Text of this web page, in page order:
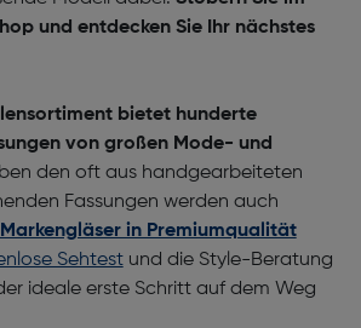
und entdecken Sie Ihr nächstes
bietet hunderte
von großen Mode- und
den oft aus handgearbeiteten
Fassungen werden auch
in Premiumqualität
Sehtestund die Style-Beratung
ideale erste Schritt auf dem Weg